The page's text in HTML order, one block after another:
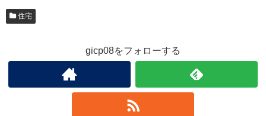
住宅
gicp08をフォローする